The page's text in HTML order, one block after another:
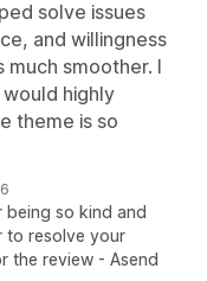
solve issues
and willingness
smoother. I
highly
theme is so
being so kind and
to resolve your
the review - Asend